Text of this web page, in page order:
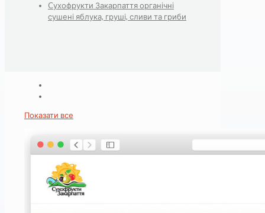
Cухофрукти Закарпаття органічні
сушені яблука, груші, сливи та гриби
Показати все